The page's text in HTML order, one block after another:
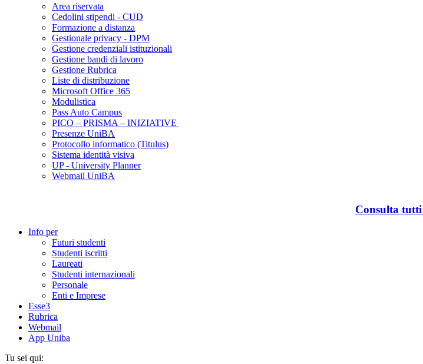
Area riservata
Cedolini stipendi - CUD
Formazione a distanza
Gestionale privacy - DPM
Gestione credenziali istituzionali
Gestione bandi di lavoro
Gestione Rubrica
Liste di distribuzione
Microsoft Office 365
Modulistica
Pass Auto Campus
PICO – PRISMA – INIZIATIVE
Presenze UniBA
Protocollo informatico (Titulus)
Sistema identità visiva
UP - University Planner
Webmail UniBA
Consulta
Info per
Futuri studenti
Studenti iscritti
Laureati
Studenti internazionali
Personale
Enti e Imprese
Esse3
Rubrica
Webmail
App Uniba
Tu sei qui: